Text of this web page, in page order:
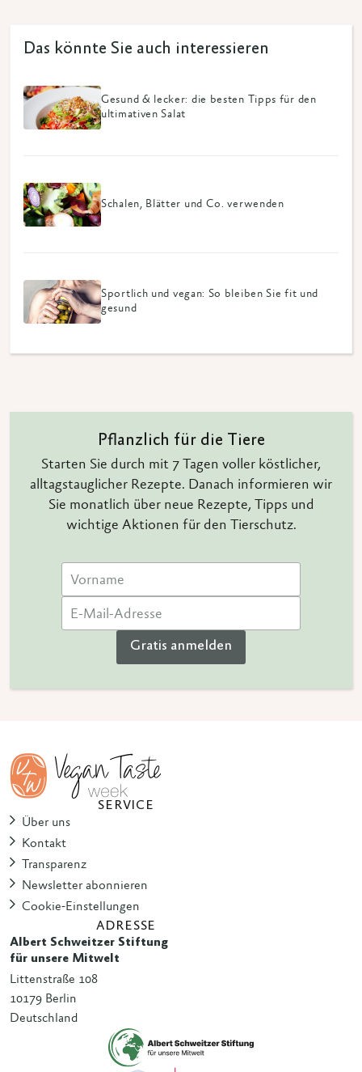
Das könnte Sie auch interessieren
Gesund & lecker: die besten Tipps für den
ultimativen Salat
Schalen, Blätter und Co. verwenden
Sportlich und vegan: So bleiben Sie fit und
gesund
Pflanzlich für die Tiere
Starten Sie durch mit 7 Tagen voller köstlicher,
alltagstauglicher Rezepte. Danach informieren wir
Sie monatlich über neue Rezepte, Tipps und
wichtige Aktionen für den Tierschutz.
Gratis anmelden
SERVICE
Über uns
Kontakt
Transparenz
Newsletter abonnieren
Cookie-Einstellungen
ADRESSE
Albert Schweitzer Stiftung
für unsere Mitwelt
Littenstraße 108
10179 Berlin
Deutschland